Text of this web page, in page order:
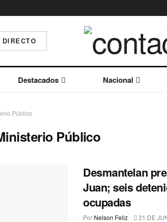
Destacados Nacional
Público
Público
Desmantelan
Juan; seis
ocupadas
Por Nelson Feliz 21 DE